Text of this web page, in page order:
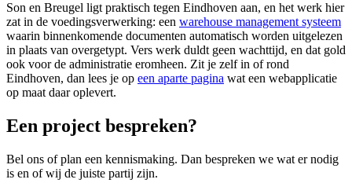
Son en Breugel ligt praktisch tegen Eindhoven aan, en het werk hier
zat in de voedingsverwerking: een warehouse management systeem
waarin binnenkomende documenten automatisch worden uitgelezen
in plaats van overgetypt. Vers werk duldt geen wachttijd, en dat gold
ook voor de administratie eromheen. Zit je zelf in of rond
Eindhoven, dan lees je op een aparte pagina wat een webapplicatie
op maat daar oplevert.
Een project bespreken?
Bel ons of plan een kennismaking. Dan bespreken we wat er nodig
is en of wij de juiste partij zijn.